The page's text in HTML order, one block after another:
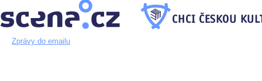
Zprávy do emailu